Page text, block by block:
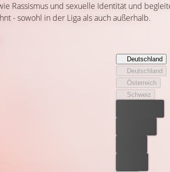
Rassismus und sexuelle Identität und
- sowohl in der Liga als auch außerhalb.
Deutschland
Deutschland
Österreich
Schweiz